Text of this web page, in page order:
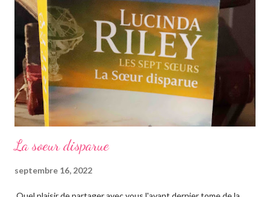
La soeur disparue
septembre 16, 2022